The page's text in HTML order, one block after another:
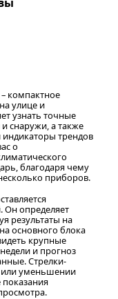
компактное
улице и
узнать точные
снаружи, а также
трендов
о
благодаря чему
приборов.
Он определяет
результаты на
основного блока
крупные
и прогноз
Стрелки-
уменьшении